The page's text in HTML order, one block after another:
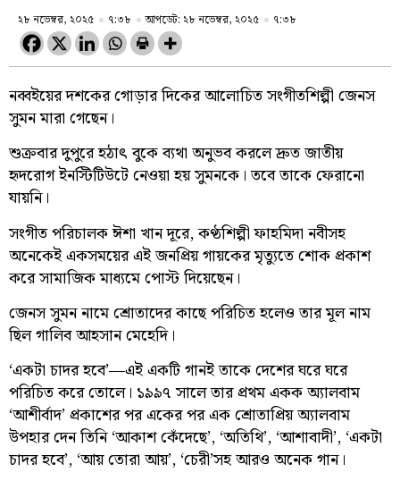
২৮ নভেম্বর, ২০২৫ ৭:৩৮ আপডেট: ২৮ নভেম্বর, ২০২৫ ৭:৩৮
নব্বইয়ের দশকের গোড়ার দিকের আলোচিত সংগীতশিল্পী জেনস
সুমন মারা গেছেন।
শুক্রবার দুপুরে হঠাৎ বুকে ব্যথা অনুভব করলে দ্রুত জাতীয়
হৃদরোগ ইনস্টিটিউটে নেওয়া হয় সুমনকে। তবে তাকে ফেরানো
যায়নি।
সংগীত পরিচালক ঈশা খান দূরে, কণ্ঠশিল্পী ফাহমিদা নবীসহ
অনেকেই একসময়ের এই জনপ্রিয় গায়কের মৃত্যুতে শোক প্রকাশ
করে সামাজিক মাধ্যমে পোস্ট দিয়েছেন।
জেনস সুমন নামে শ্রোতাদের কাছে পরিচিত হলেও তার মূল নাম
ছিল গালিব আহসান মেহেদি।
‘একটা চাদর হবে’—এই একটি গানই তাকে দেশের ঘরে ঘরে
পরিচিত করে তোলে। ১৯৯৭ সালে তার প্রথম একক অ্যালবাম
‘আশীর্বাদ’ প্রকাশের পর একের পর এক শ্রোতাপ্রিয় অ্যালবাম
উপহার দেন তিনি ‘আকাশ কেঁদেছে’, ‘অতিথি’, ‘আশাবাদী’, ‘একটা
চাদর হবে’, ‘আয় তোরা আয়’, ‘চেরী’সহ আরও অনেক গান।